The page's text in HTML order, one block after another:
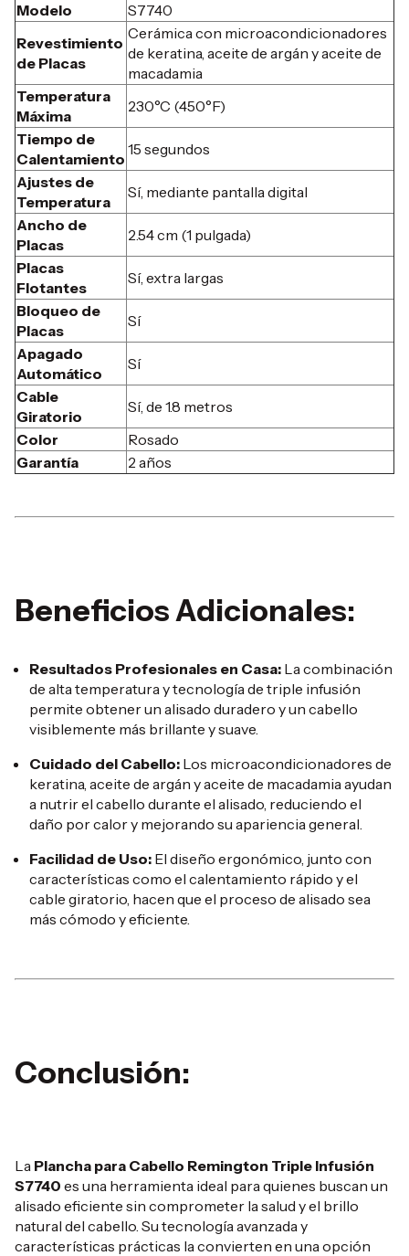
Modelo
S7740
Revestimiento
de Placas
Cerámica con microacondicionadores
de keratina, aceite de argán y aceite de
macadamia
Temperatura
Máxima
230°C (450°F)
Tiempo de
Calentamiento
15 segundos
Ajustes de
Temperatura
Sí, mediante pantalla digital
Ancho de
Placas
2.54 cm (1 pulgada)
Placas
Flotantes
Sí, extra largas
Bloqueo de
Placas
Sí
Apagado
Automático
Sí
Cable
Giratorio
Sí, de 1.8 metros
Color
Rosado
Garantía
2 años
Beneficios Adicionales:
Resultados Profesionales en Casa: La combinación
de alta temperatura y tecnología de triple infusión
permite obtener un alisado duradero y un cabello
visiblemente más brillante y suave.
Cuidado del Cabello: Los microacondicionadores de
keratina, aceite de argán y aceite de macadamia ayudan
a nutrir el cabello durante el alisado, reduciendo el
daño por calor y mejorando su apariencia general.
Facilidad de Uso: El diseño ergonómico, junto con
características como el calentamiento rápido y el
cable giratorio, hacen que el proceso de alisado sea
más cómodo y eficiente.
Conclusión:
La Plancha para Cabello Remington Triple Infusión
S7740 es una herramienta ideal para quienes buscan un
alisado eficiente sin comprometer la salud y el brillo
natural del cabello. Su tecnología avanzada y
características prácticas la convierten en una opción